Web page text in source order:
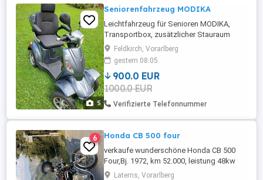
5
Seniorenfahrzeug MODIKA
Leichtfahrzeug für Senioren MODIKA,
Transportbox, zusätzlicher Stauraum
unter dem Sitz, Einzeltypisierung für
Zulassung im Straßenverkehr, 1118 km,
sehr gepflegt
Feldkirch, Vorarlberg
gestern 08:05
900.0 EUR
1000.0 EUR
Verifizierte Telefonnummer
6 Honda CB 500 four
verkaufe wunderschöne Honda CB 500
Four,Bj. 1972, km 52.000, leistung 48kw
(65 PS) läuft einwandfrei.
Laterns, Vorarlberg